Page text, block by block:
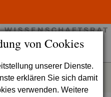
von Cookies
unserer Dienste.
erklären Sie sich damit
verwenden. Weitere